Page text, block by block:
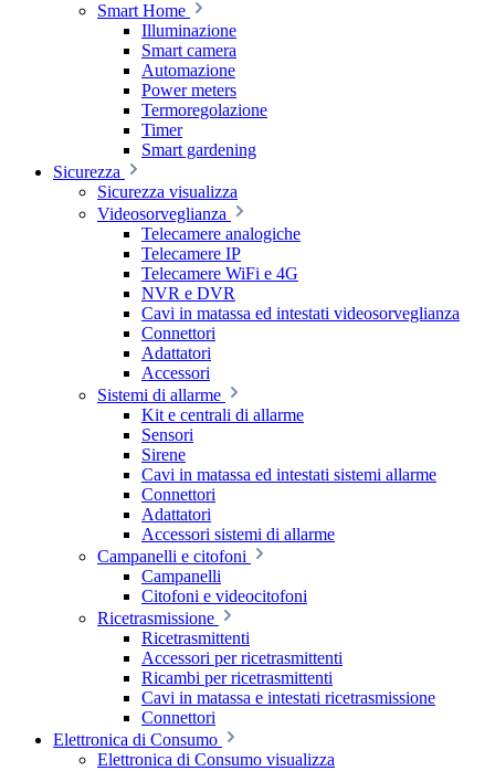
Smart Home
Illuminazione
Smart camera
Automazione
Power meters
Termoregolazione
Timer
Smart gardening
Sicurezza
Sicurezza visualizza
Videosorveglianza
Telecamere analogiche
Telecamere IP
Telecamere WiFi e 4G
NVR e DVR
Cavi in matassa ed intestati videosorveglianza
Connettori
Adattatori
Accessori
Sistemi di allarme
Kit e centrali di allarme
Sensori
Sirene
Cavi in matassa ed intestati sistemi allarme
Connettori
Adattatori
Accessori sistemi di allarme
Campanelli e citofoni
Campanelli
Citofoni e videocitofoni
Ricetrasmissione
Ricetrasmittenti
Accessori per ricetrasmittenti
Ricambi per ricetrasmittenti
Cavi in matassa e intestati ricetrasmissione
Connettori
Elettronica di Consumo
Elettronica di Consumo visualizza